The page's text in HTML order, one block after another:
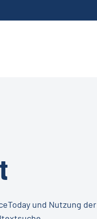
und Nutzung der